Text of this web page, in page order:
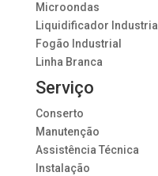
Microondas
Liquidificador Industrial
Fogão Industrial
Linha Branca
Serviço
Conserto
Manutenção
Assistência Técnica
Instalação